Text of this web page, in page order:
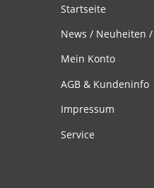
Startseite
News / Neuheiten /
Mein Konto
AGB & Kundeninfo
Impressum
Service